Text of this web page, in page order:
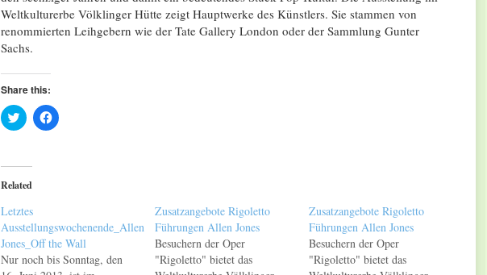
Weltkulturerbe Völklinger Hütte zeigt Hauptwerke des Künstlers. Sie stammen von
renommierten Leihgebern wie der Tate Gallery London oder der Sammlung Gunter
Sachs.
Share this:
Click
to
(Opens
in
new
Click
to
Related
Letztes
Ausstellungswochenende_Allen
Jones_Off the Wall
Nur noch bis Sonntag, den
Zusatzangebote Rigoletto
Führungen Allen Jones
Besuchern der Oper
"Rigoletto" bietet das
Zusatzangebote Rigoletto
Führungen Allen Jones
Besuchern der Oper
"Rigoletto" bietet das